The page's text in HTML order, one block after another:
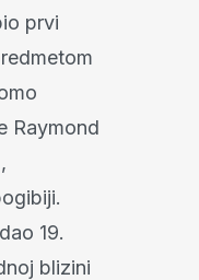
prvi
Raymond
19.
blizini